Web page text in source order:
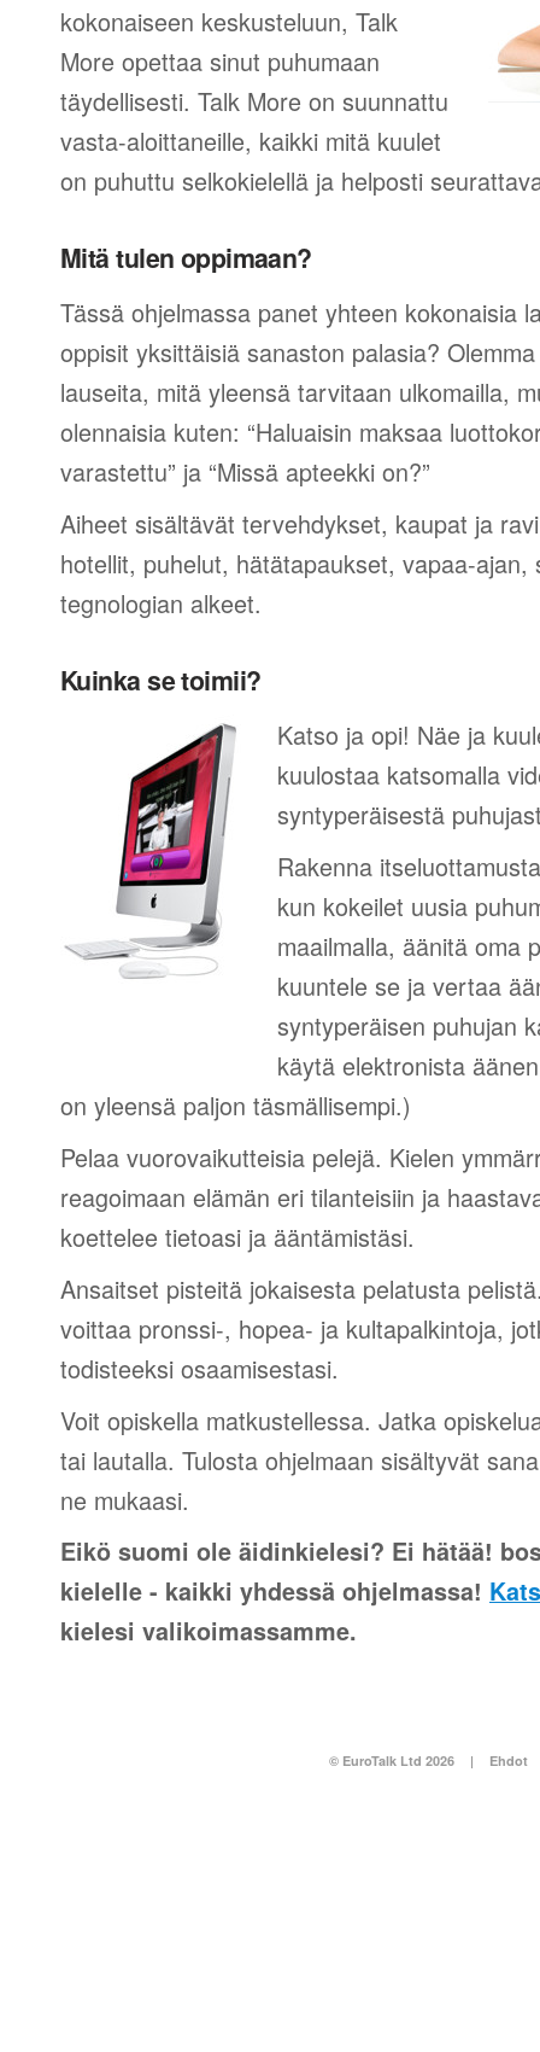
kokonaiseen keskusteluun, Talk
More opettaa sinut puhumaan
täydellisesti. Talk More on suunnattu
vasta-aloittaneille, kaikki mitä kuulet
on puhuttu selkokielellä ja helposti
Mitä tulen oppimaan?
Tässä ohjelmassa panet yhteen kokonaisia
oppisit yksittäisiä sanaston palasia?
lauseita, mitä yleensä tarvitaan ulkomailla,
olennaisia kuten: “Haluaisin maksaa
varastettu” ja “Missä apteekki on?”
Aiheet sisältävät tervehdykset, kaupat ja
hotellit, puhelut, hätätapaukset, vapaa-ajan,
tegnologian alkeet.
Kuinka se toimii?
Katso ja opi! Näe ja
kuulostaa katsomalla
syntyperäisestä
Rakenna
kun kokeilet uusia
maailmalla, äänitä oma
kuuntele se ja vertaa
syntyperäisen puhujan
käytä elektronista
on yleensä paljon täsmällisempi.)
Pelaa vuorovaikutteisia pelejä. Kielen
reagoimaan elämän eri tilanteisiin ja
koettelee tietoasi ja ääntämistäsi.
Ansaitset pisteitä jokaisesta pelatusta
voittaa pronssi-, hopea- ja kultapalkintoja,
todisteeksi osaamisestasi.
Voit opiskella matkustellessa. Jatka
tai lautalla. Tulosta ohjelmaan sisältyvät
ne mukaasi.
Eikö suomi ole äidinkielesi? Ei hätää!
kielelle - kaikki yhdessä ohjelmassa!
kielesi valikoimassamme.
© EuroTalk Ltd 2026 | Ehdot